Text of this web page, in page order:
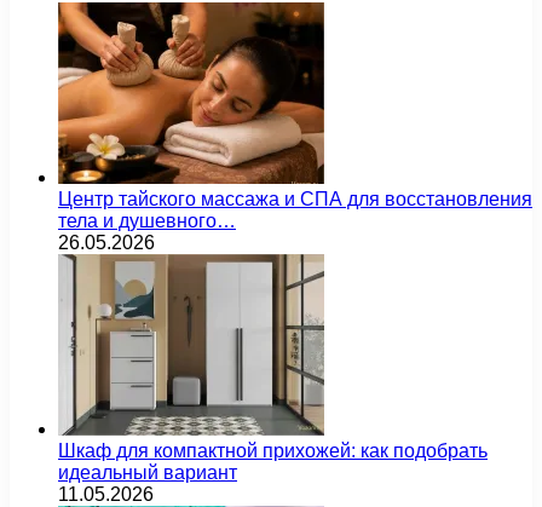
Центр тайского массажа и СПА для восстановления
тела и душевного…
26.05.2026
Шкаф для компактной прихожей: как подобрать
идеальный вариант
11.05.2026